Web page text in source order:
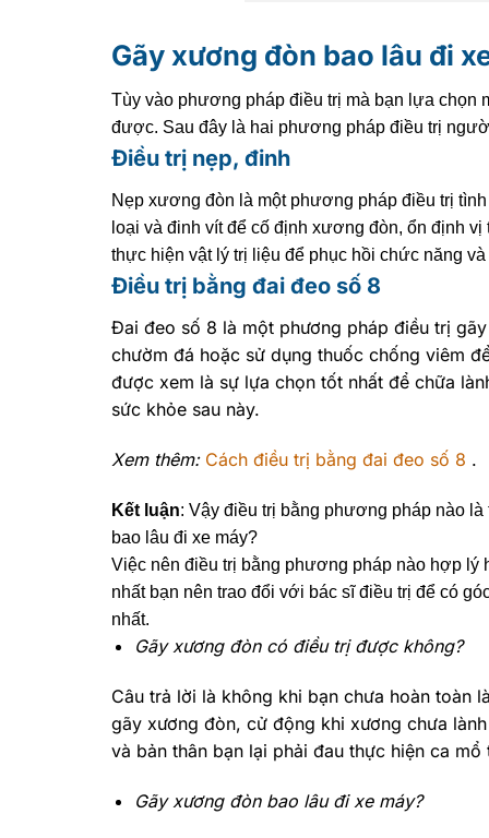
Gãy xương đòn bao lâu đi
Tùy vào phương pháp điều trị mà bạn lựa chọn
được. Sau đây là hai phương pháp điều trị
Điều trị nẹp, đinh
Nẹp xương đòn là một phương pháp điều trị
loại và đinh vít để cố định xương đòn, ổn định
thực hiện vật lý trị liệu để phục hồi chức năng
Điều trị bằng đai đeo số 8
Đai đeo số 8 là một phương pháp điều trị
chườm đá hoặc sử dụng thuốc chống viêm
được xem là sự lựa chọn tốt nhất để chữa
sức khỏe sau này.
Xem thêm: Cách điều trị bằng đai đeo số 8 .
Kết luận: Vậy điều trị bằng phương pháp nào
bao lâu đi xe máy?
Việc nên điều trị bằng phương pháp nào hợp lý
nhất bạn nên trao đổi với bác sĩ điều trị để có
nhất.
Gãy xương đòn có điều trị được không?
Câu trả lời là không khi bạn chưa hoàn toàn
gãy xương đòn, cử động khi xương chưa
và bản thân bạn lại phải đau thực hiện ca mổ
Gãy xương đòn bao lâu đi xe máy?